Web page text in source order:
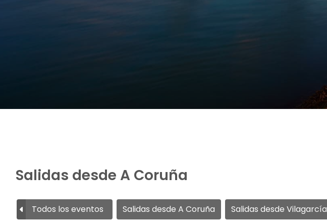
Salidas desde A Coruña
Todos los eventos Salidas desde A Coruña Salidas desde Vilagarcía